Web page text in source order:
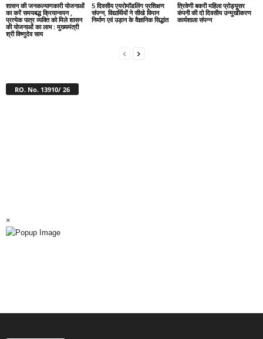
शासन की जनकल्याणकारी योजनाओं
का करें समयबद्ध क्रियान्वयन ,
प्रत्येक पात्र व्यक्ति को मिले शासन
की योजनाओं का लाभ : मुख्यमंत्री
श्री विष्णुदेव साय
5 दिवसीय एयरोमॉडलिंग प्रशिक्षण
संपन्न, विद्यार्थियों ने सीखे विमान
निर्माण एवं उड़ान के वैज्ञानिक सिद्धांत
त्रिवेणी बकरी महिला प्रोड्यूसर
कंपनी की दो दिवसीय उन्मुखीकरण
कार्यशाला संपन्न
RO. No. 13910/ 26
×